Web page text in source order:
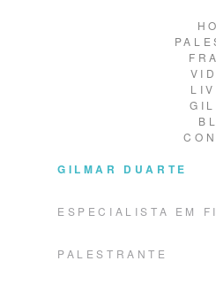
GILMAR DUARTE
ESPECIALISTA EM
PALESTRANTE